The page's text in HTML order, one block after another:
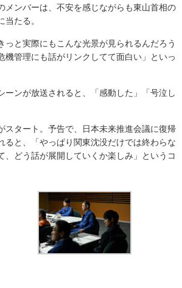
ンバーは、不安を感じながらも東山首相の
たる。
と実際にもこんな光景が見られるんだろう
管理にも話がリンクしてて面白い」といっ
ンが放送されると、「感動した」「号泣し
タート。予告で、日本未来推進会議に復帰
ると、「やっぱり関東沈没だけでは終わらな
どう話が展開していくか楽しみ」というコ